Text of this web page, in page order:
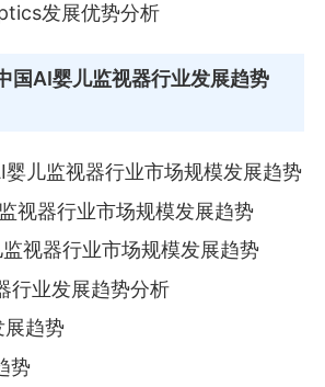
发展优势分析
国AI婴儿监视器行业发展趋势
婴儿监视器行业市场规模发展趋势
监视器行业市场规模发展趋势
监视器行业市场规模发展趋势
行业发展趋势分析
展趋势
势